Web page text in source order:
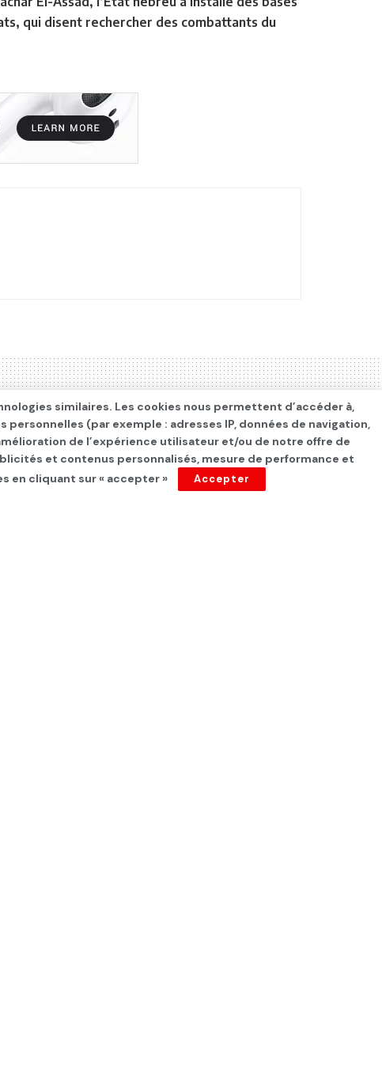
qui disent rechercher des combattants du
similaires. Les cookies nous permettent d’accéder à,
(par exemple : adresses IP, données de navigation,
de l’expérience utilisateur et/ou de notre offre de
et contenus personnalisés, mesure de performance et
en cliquant sur « accepter »
Accepter